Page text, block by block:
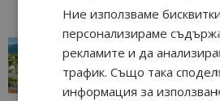
“Пощенска картичка
отвъд очакваното
Петрич 11/07/2026
Ние използваме
персонализираме
рекламите и да
трафик. Също така
информация за